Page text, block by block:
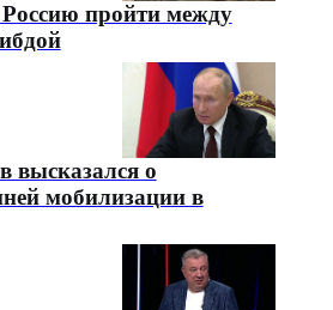
пройти между
высказался о
мобилизации в